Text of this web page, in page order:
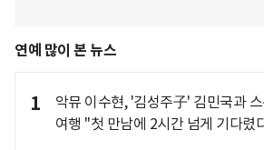
연예 많이 본 뉴스
1
악뮤 이수현, '김성주子' 김민국과
여행 "첫 만남에 2시간 넘게 기다렸